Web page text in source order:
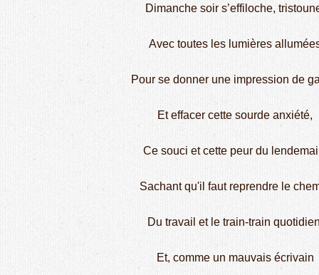
Dimanche soir s’effiloche,
Avec toutes les lumières
Pour se donner une impression de
Et effacer cette sourde anxiété,
Ce souci et cette peur du
Sachant qu'il faut reprendre le
Du travail et le train-train
Et, comme un mauvais écrivain